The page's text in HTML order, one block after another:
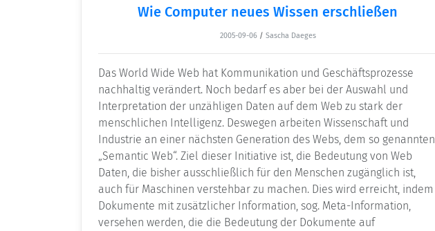
Wie Computer neues Wissen erschließen
2005-09-06 / Sascha Daeges
Das World Wide Web hat Kommunikation und Geschäftsprozesse
nachhaltig verändert. Noch bedarf es aber bei der Auswahl und
Interpretation der unzähligen Daten auf dem Web zu stark der
menschlichen Intelligenz. Deswegen arbeiten Wissenschaft und
Industrie an einer nächsten Generation des Webs, dem so genannten
„Semantic Web“. Ziel dieser Initiative ist, die Bedeutung von Web
Daten, die bisher ausschließlich für den Menschen zugänglich ist,
auch für Maschinen verstehbar zu machen. Dies wird erreicht, indem
Dokumente mit zusätzlicher Information, sog. Meta-Information,
versehen werden, die die Bedeutung der Dokumente auf